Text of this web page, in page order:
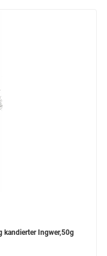
kandierter Ingwer,50g